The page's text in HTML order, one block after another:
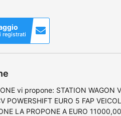
registrati
vi propone: STATION WAGON
POWERSHIFT EURO 5 FAP
LA PROPONE A EURO